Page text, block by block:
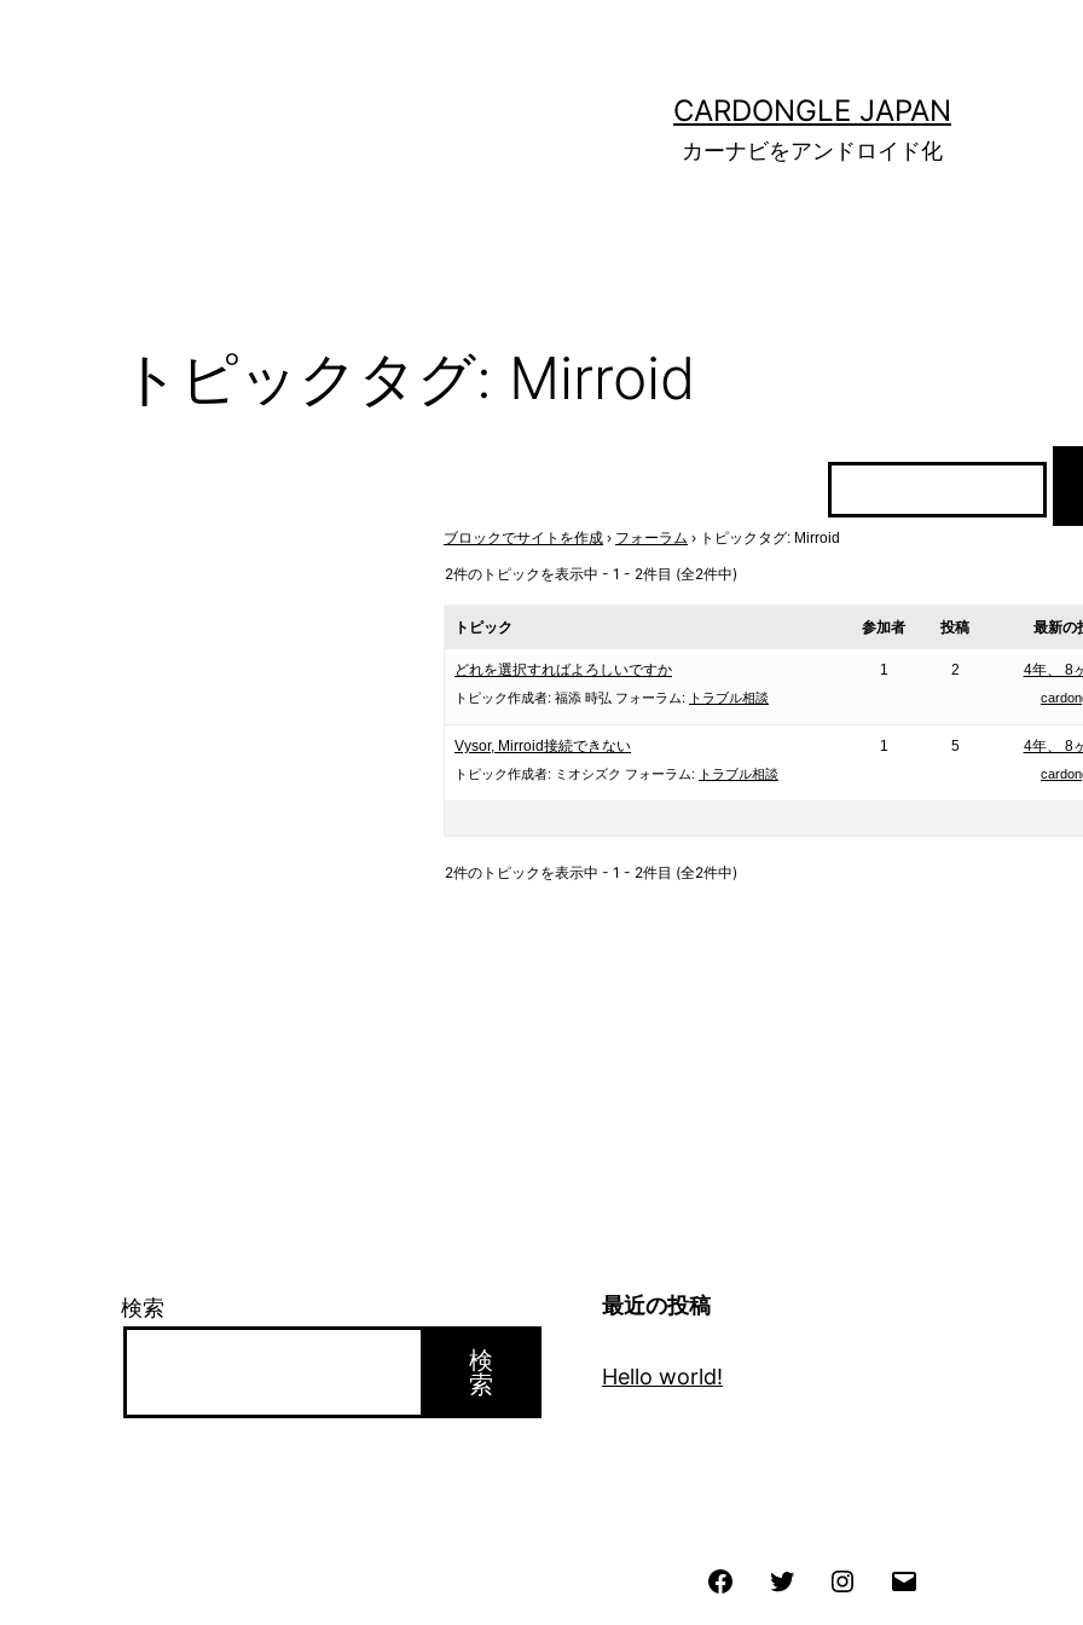
CARDONGLE JAPAN
カーナビをアンドロイド化
トピックタグ: Mirroid
ブロックでサイトを作成 › フォーラム › トピックタグ: Mirroid
2件のトピックを表示中 - 1 - 2件目 (全2件中)
トピック 参加者 投稿 最新の
どれを選択すればよろしいですか
トピック作成者: 福添 時弘 フォーラム: トラブル相談
1 2 4年、 8
Vysor, Mirroid接続できない
トピック作成者: ミオシズク フォーラム: トラブル相談
1 5 4年、 8
2件のトピックを表示中 - 1 - 2件目 (全2件中)
検索
検
索
最近の投稿
Hello world!
FacebookTwitter Instagram